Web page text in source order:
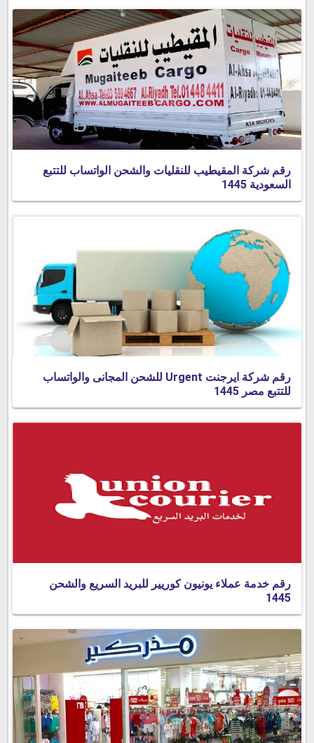
رقم شركة المقيطيب للنقليات والشحن الواتساب للتتبع
السعودية 1445
رقم شركة ايرجنت Urgent للشحن المجانى والواتساب
للتتبع مصر 1445
رقم خدمة عملاء يونيون كوريير للبريد السريع والشحن
1445